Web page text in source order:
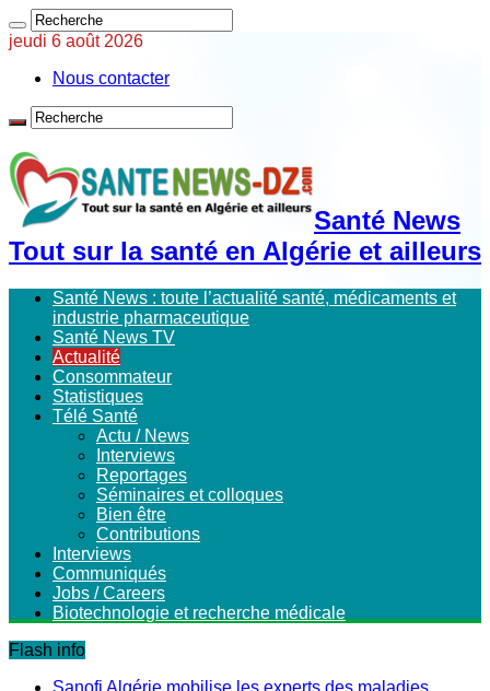
jeudi 6 août 2026
Nous contacter
Santé News
Tout sur la santé en Algérie et ailleurs
Santé News : toute l’actualité santé, médicaments et
industrie pharmaceutique
Santé News TV
Actualité
Consommateur
Statistiques
Télé Santé
Actu / News
Interviews
Reportages
Séminaires et colloques
Bien être
Contributions
Interviews
Communiqués
Jobs / Careers
Biotechnologie et recherche médicale
Flash info
Sanofi Algérie mobilise les experts des maladies